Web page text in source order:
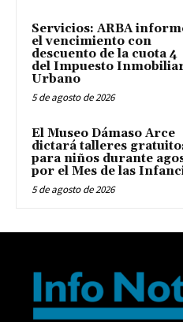
Servicios: ARBA
el vencimiento con
descuento de la cuota 4
del Impuesto
Urbano
5 de agosto de 2026
El Museo Dámaso Arce
dictará talleres
para niños durante
por el Mes de las
5 de agosto de 2026